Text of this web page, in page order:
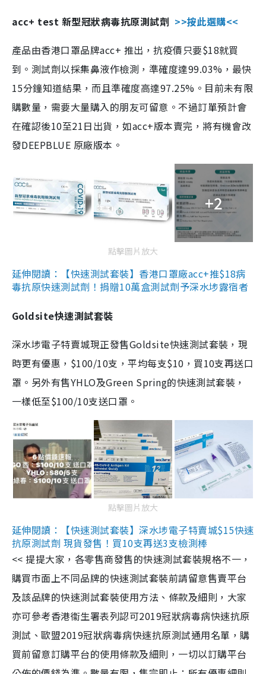
acc+ test 新型冠狀病毒抗原測試劑 >>按此選購<<
產品由香港口罩品牌acc+ 推出，抗疫價只要$18就買
到。測試劑以採集鼻液作檢測，準確度達99.03%，最快
15分鐘知道結果，而且準確度高達97.25%。目前未有限
購數量，需要大量購入的朋友可留意。不過訂單預計會
在確認後10至21日出貨，如acc+版本賣完，將有機會改
發DEEPBLUE 原廠版本。
+2
點擊圖片放大
延伸閱讀：【快速測試套裝】香港口罩廠acc+推$18病
毒抗原快速測試劑！捐贈10萬盒測試劑予深水埗露宿者
Goldsite快速測試套裝
深水埗電子特賣城現正發售Goldsite快速測試套裝，現
時更有優惠，$100/10支，平均每支$10，買10支再送口
罩。另外有售YHLO及Green Spring的快速測試套裝，
一樣低至$100/10支送口罩。
點擊圖片放大
延伸閱讀：【快速測試套裝】深水埗電子特賣城$15快速
抗原測試劑 現貨發售！買10支再送3支檢測棒
<< 提提大家，各零售商發售的快速測試套裝規格不一，
購買市面上不同品牌的快速測試套裝前請留意售賣平台
及該品牌的快速測試套裝使用方法、條款及細則，大家
亦可參考香港衞生署表列認可2019冠狀病毒病快速抗原
測試、歐盟2019冠狀病毒病快速抗原測試通用名單，購
買前留意訂購平台的使用條款及細則，一切以訂購平台